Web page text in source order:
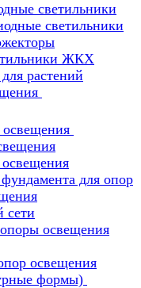
светильники
светильники
ЖКХ
растений
для опор
сети
освещения
освещения
формы)